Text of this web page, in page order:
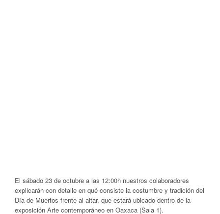
El sábado 23 de octubre a las 12:00h nuestros colaboradores
explicarán con detalle en qué consiste la costumbre y tradición del
Día de Muertos frente al altar, que estará ubicado dentro de la
exposición Arte contemporáneo en Oaxaca (Sala 1).